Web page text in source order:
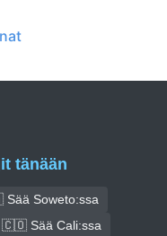
tänään
Soweto:ssa
🇨🇴 Sää Cali:ssa